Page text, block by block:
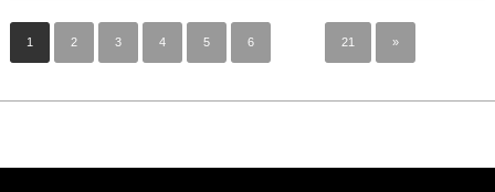
1 2 3 4 5 6 21 »